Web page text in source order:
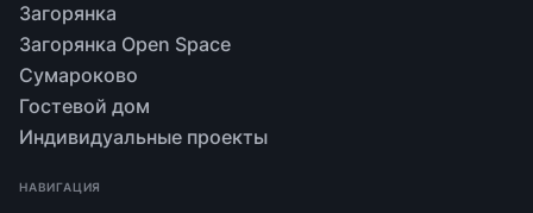
Загорянка
Загорянка Open Space
Сумароково
Гостевой дом
Индивидуальные проекты
НАВИГАЦИЯ